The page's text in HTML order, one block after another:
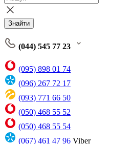
Знайти
(044) 545 77 23
(095) 898 01 74
(096) 267 72 17
(093) 771 66 50
(050) 468 55 52
(050) 468 55 54
(067) 461 47 96 Viber